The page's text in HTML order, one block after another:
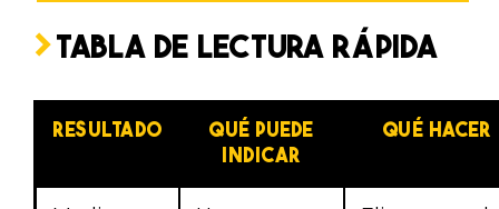
TABLA DE LECTURA RÁPIDA
RESULTADO
QUÉ PUEDE
INDICAR
QUÉ HACER